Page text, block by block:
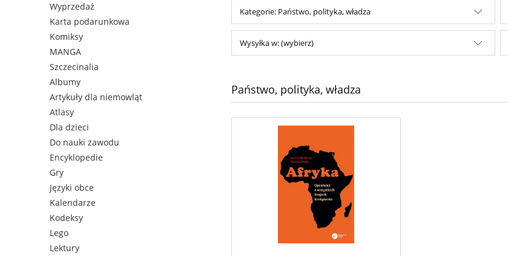
Wyprzedaż
Karta podarunkowa
Komiksy
MANGA
Szczecinalia
Albumy
Artykuły dla niemowląt
Atlasy
Dla dzieci
Do nauki zawodu
Encyklopedie
Gry
Języki obce
Kalendarze
Kodeksy
Lego
Lektury
Kategorie: Państwo, polityka, władza
Wysyłka w: (wybierz)
Państwo, polityka, władza